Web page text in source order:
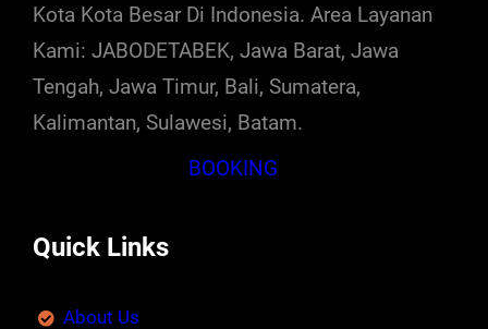
Kota Kota Besar Di Indonesia. Area Layanan
Kami: JABODETABEK, Jawa Barat, Jawa
Tengah, Jawa Timur, Bali, Sumatera,
Kalimantan, Sulawesi, Batam.
BOOKING
Quick Links
About Us